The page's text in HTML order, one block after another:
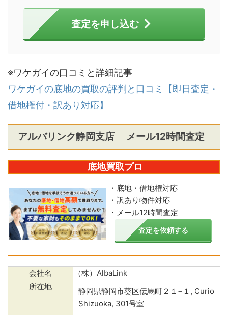
査定を申し込む
※ワケガイの口コミと詳細記事
ワケガイの底地の買取の評判と口コミ【即日査定・
借地権付・訳あり対応】
アルバリンク静岡支店 メール12時間査定
底地買取プロ
・底地・借地権対応
・訳あり物件対応
・メール12時間査定
査定を依頼する
会社名
（株）AlbaLink
所在地
静岡県静岡市葵区伝馬町２１−１, Curio
Shizuoka, 301号室